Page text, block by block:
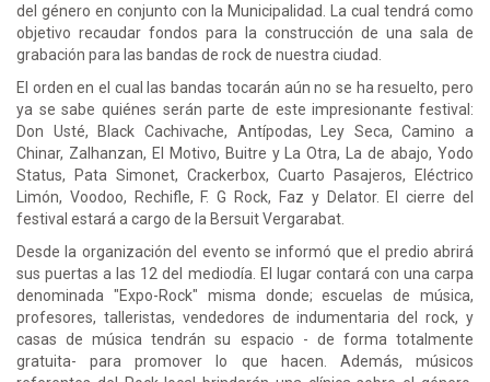
del género en conjunto con la Municipalidad. La cual tendrá como
objetivo recaudar fondos para la construcción de una sala de
grabación para las bandas de rock de nuestra ciudad.
El orden en el cual las bandas tocarán aún no se ha resuelto, pero
ya se sabe quiénes serán parte de este impresionante festival:
Don Usté, Black Cachivache, Antípodas, Ley Seca, Camino a
Chinar, Zalhanzan, El Motivo, Buitre y La Otra, La de abajo, Yodo
Status, Pata Simonet, Crackerbox, Cuarto Pasajeros, Eléctrico
Limón, Voodoo, Rechifle, F. G Rock, Faz y Delator. El cierre del
festival estará a cargo de la Bersuit Vergarabat.
Desde la organización del evento se informó que el predio abrirá
sus puertas a las 12 del mediodía. El lugar contará con una carpa
denominada "Expo-Rock" misma donde; escuelas de música,
profesores, talleristas, vendedores de indumentaria del rock, y
casas de música tendrán su espacio - de forma totalmente
gratuita- para promover lo que hacen. Además, músicos